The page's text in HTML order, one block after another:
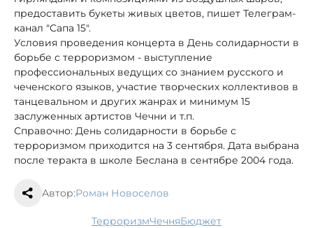
предоставить букеты живых цветов, пишет Телеграм-
канал "Сапа 15".
Условия проведения концерта в День солидарности в
борьбе с терроризмом - выступление
профессиональных ведущих со знанием русского и
чеченского языков, участие творческих коллективов в
танцевальном и других жанрах и минимум 15
заслуженных артистов Чечни и т.п.
Справочно: День солидарности в борьбе с
терроризмом приходится на 3 сентября. Дата выбрана
после теракта в школе Беслана в сентябре 2004 года.
Автор:Роман Новоселов
терроризм Чечня бюджет